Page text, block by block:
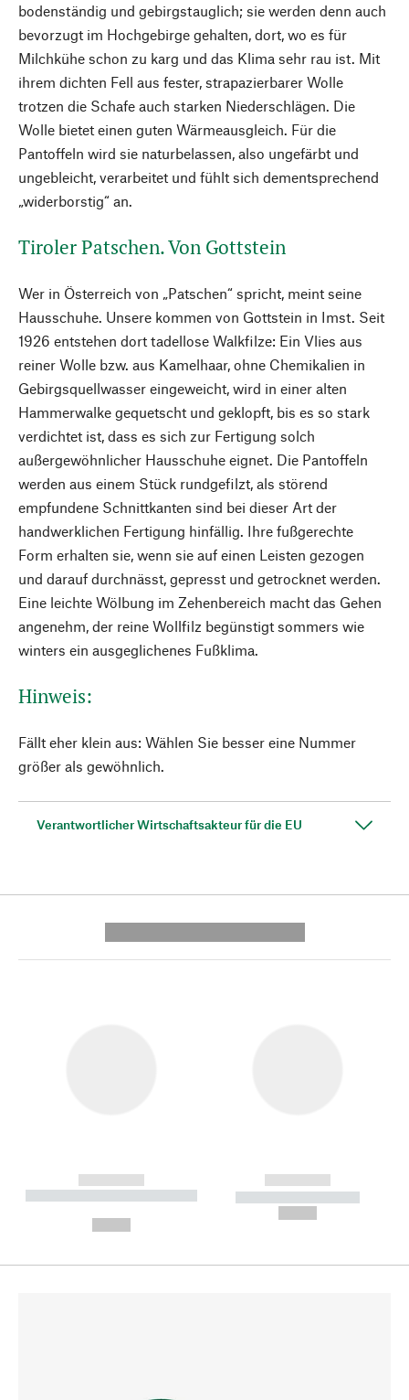
bodenständig und gebirgstauglich; sie werden denn auch
bevorzugt im Hochgebirge gehalten, dort, wo es für
Milchkühe schon zu karg und das Klima sehr rau ist. Mit
ihrem dichten Fell aus fester, strapazierbarer Wolle
trotzen die Schafe auch starken Niederschlägen. Die
Wolle bietet einen guten Wärmeausgleich. Für die
Pantoffeln wird sie naturbelassen, also ungefärbt und
ungebleicht, verarbeitet und fühlt sich dementsprechend
„widerborstig“ an.
Tiroler Patschen. Von Gottstein
Wer in Österreich von „Patschen“ spricht, meint seine
Hausschuhe. Unsere kommen von Gottstein in Imst. Seit
1926 entstehen dort tadellose Walkfilze: Ein Vlies aus
reiner Wolle bzw. aus Kamelhaar, ohne Chemikalien in
Gebirgsquellwasser eingeweicht, wird in einer alten
Hammerwalke gequetscht und geklopft, bis es so stark
verdichtet ist, dass es sich zur Fertigung solch
außergewöhnlicher Hausschuhe eignet. Die Pantoffeln
werden aus einem Stück rundgefilzt, als störend
empfundene Schnittkanten sind bei dieser Art der
handwerklichen Fertigung hinfällig. Ihre fußgerechte
Form erhalten sie, wenn sie auf einen Leisten gezogen
und darauf durchnässt, gepresst und getrocknet werden.
Eine leichte Wölbung im Zehenbereich macht das Gehen
angenehm, der reine Wollfilz begünstigt sommers wie
winters ein ausgeglichenes Fußklima.
Hinweis:
Fällt eher klein aus: Wählen Sie besser eine Nummer
größer als gewöhnlich.
Verantwortlicher Wirtschaftsakteur für die EU
------------
----------- ----------- --------
------------
----------- -----------